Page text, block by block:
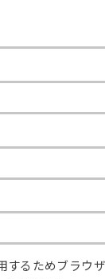
するためブラウ